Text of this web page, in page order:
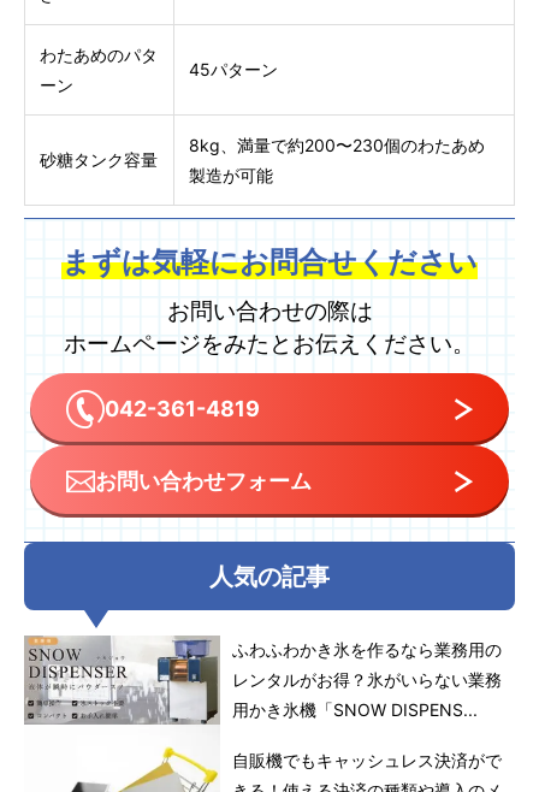
わたあめのパタ
ーン
45パターン
砂糖タンク容量
8kg、満量で約200〜230個のわたあめ
製造が可能
まずは気軽にお問合せください
お問い合わせの際は
ホームページをみたとお伝えください。
042-361-4819
お問い合わせフォーム
人気の記事
ふわふわかき氷を作るなら業務用の
レンタルがお得？氷がいらない業務
用かき氷機「SNOW DISPENS...
自販機でもキャッシュレス決済がで